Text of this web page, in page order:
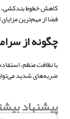
کاهش خطوط بندکشی،
فضا از مهم‌ترین
چگونه از
با نظافت منظم،
ضربه‌های شدید
پیشنهاد